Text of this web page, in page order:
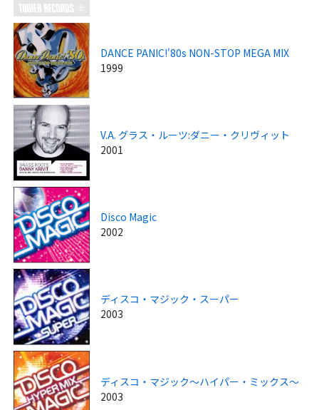
DANCE PANIC!'80s NON-STOP MEGA MIX
1999
V.A. グラス・ルーツ:ダニー・クリヴィット
2001
Disco Magic
2002
ディスコ・マジック・スーパー
2003
ディスコ・マジック～ハイパー・ミックス～
2003